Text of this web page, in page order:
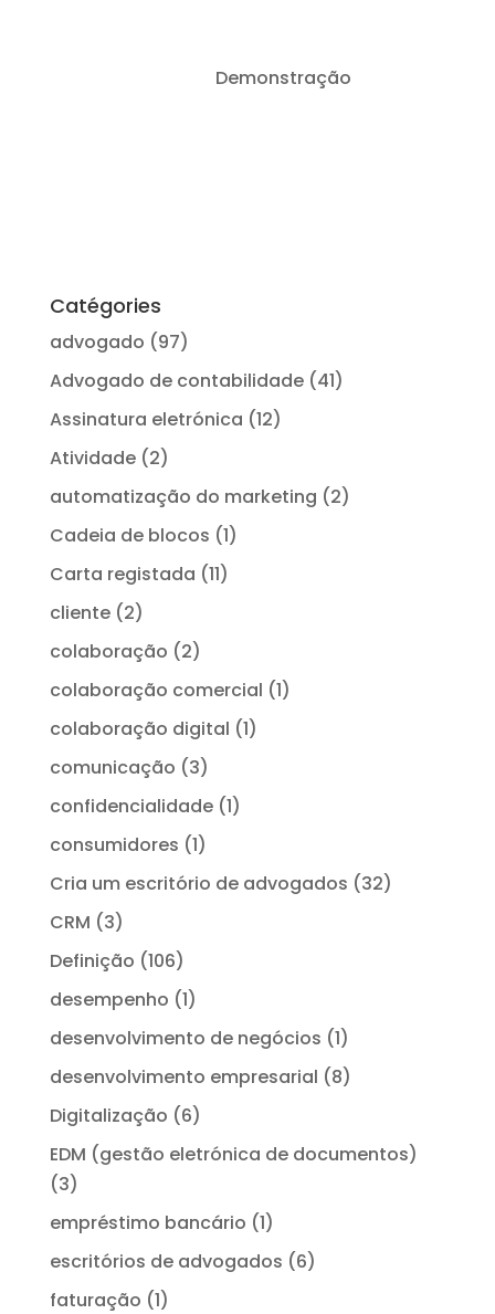
Demonstração
Os 8 melhores
Catégories
advogado (97)
Advogado de contabilidade(41)
Assinatura eletrónica (12)
Atividade(2)
automatização do marketing (2)
Cadeia de blocos (1)
Carta registada (11)
cliente(2)
colaboração (2)
colaboração comercial (1)
colaboração digital (1)
comunicação (3)
confidencialidade(1)
consumidores (1)
Cria um escritório de advogados (32)
CRM (3)
Definição (106)
desempenho (1)
desenvolvimento de negócios (1)
desenvolvimento empresarial (8)
Digitalização (6)
EDM (gestão eletrónica de documentos)
(3)
empréstimo bancário (1)
escritórios de advogados (6)
faturação (1)